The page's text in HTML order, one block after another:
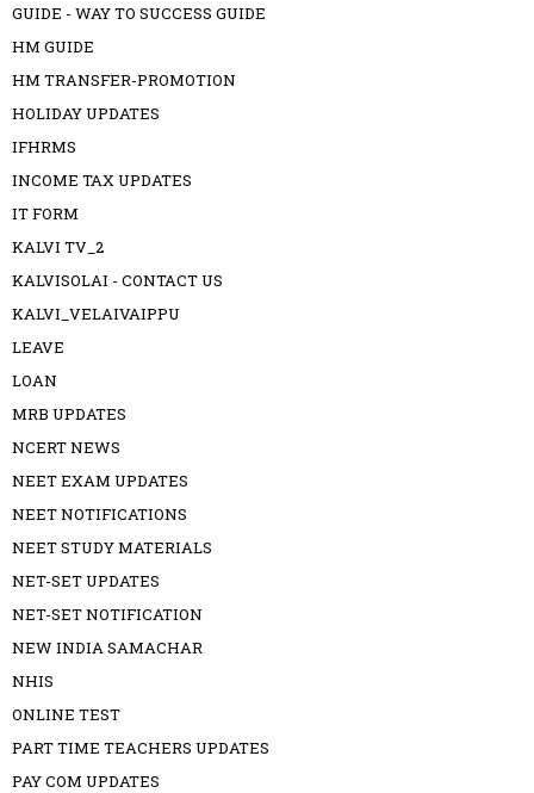
GUIDE - WAY TO SUCCESS GUIDE
HM GUIDE
HM TRANSFER-PROMOTION
HOLIDAY UPDATES
IFHRMS
INCOME TAX UPDATES
IT FORM
KALVI TV_2
KALVISOLAI - CONTACT US
KALVI_VELAIVAIPPU
LEAVE
LOAN
MRB UPDATES
NCERT NEWS
NEET EXAM UPDATES
NEET NOTIFICATIONS
NEET STUDY MATERIALS
NET-SET UPDATES
NET-SET NOTIFICATION
NEW INDIA SAMACHAR
NHIS
ONLINE TEST
PART TIME TEACHERS UPDATES
PAY COM UPDATES